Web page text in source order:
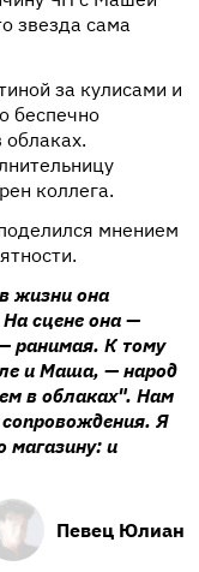
звезда сама
за кулисами и
беспечно
коллега.
мнением
жизни она
На сцене она —
ранимая. К тому
и Маша, — народ
в облаках". Нам
сопровождения. Я
магазину: и
Певец Юлиан